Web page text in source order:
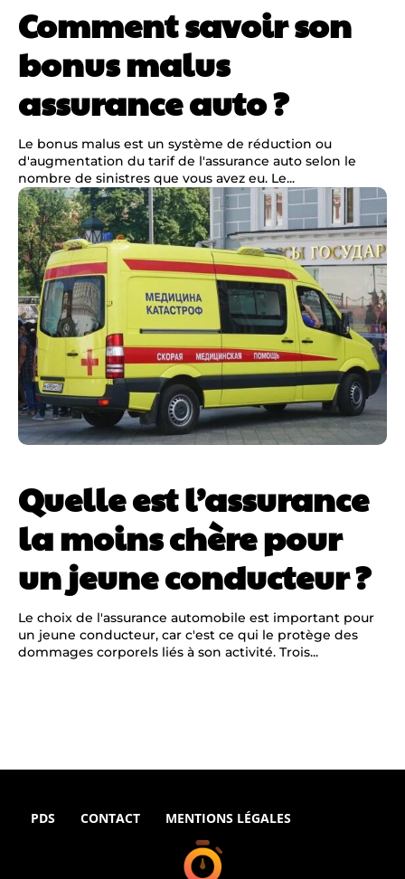
Comment savoir son
bonus malus
assurance auto ?
Le bonus malus est un système de réduction ou
d'augmentation du tarif de l'assurance auto selon le
nombre de sinistres que vous avez eu. Le...
Quelle est l’assurance
la moins chère pour
un jeune conducteur ?
Le choix de l'assurance automobile est important pour
un jeune conducteur, car c'est ce qui le protège des
dommages corporels liés à son activité. Trois...
PDS CONTACT MENTIONS LÉGALES